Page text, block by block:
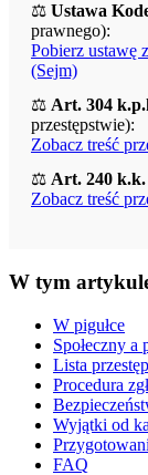
⚖️ Ustawa
prawnego):
Pobierz ustawę
(Sejm)
⚖️ Art. 304
przestępstwie):
Zobacz treść
⚖️ Art. 240 k.k.
Zobacz treść
W tym
W pigułce
Społeczny
Lista
Procedura
Wyjątki od
FAQ